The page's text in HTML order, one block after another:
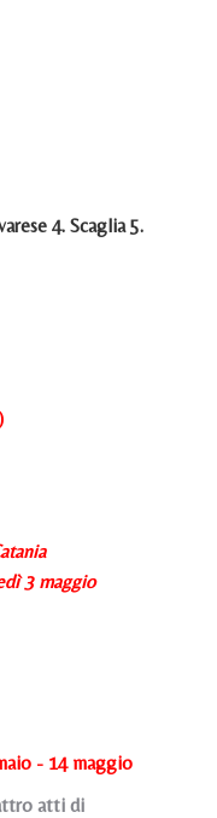
4. Scaglia 5.
3 maggio
- 14 maggio
atti di